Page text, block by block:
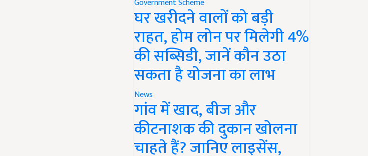
Government Scheme
घर खरीदने वालों को बड़ी
राहत, होम लोन पर मिलेगी 4%
की सब्सिडी, जानें कौन उठा
सकता है योजना का लाभ
News
गांव में खाद, बीज और
कीटनाशक की दुकान खोलना
चाहते हैं? जानिए लाइसेंस,